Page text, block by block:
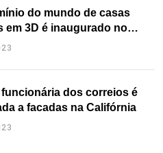
do mundo de casas
em 3D é inaugurado no
funcionária dos correios é
a facadas na Califórnia